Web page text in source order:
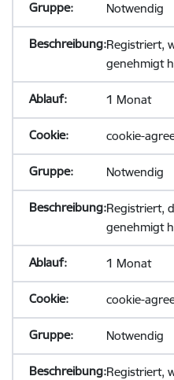
Notwendig
Registriert,
genehmigt
1 Monat
cookie-
Notwendig
Registriert,
genehmigt
1 Monat
cookie-
Notwendig
Registriert,